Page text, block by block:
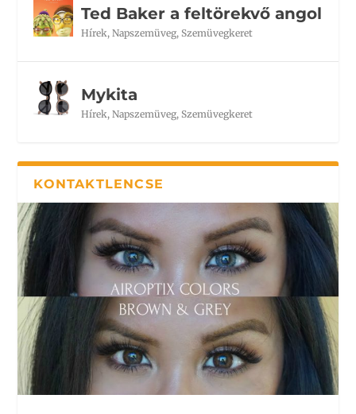
Ted Baker a feltörekvő angol
Hírek,Napszemüveg, Szemüvegkeret
Mykita
Hírek,Napszemüveg, Szemüvegkeret
KONTAKTLENCSE